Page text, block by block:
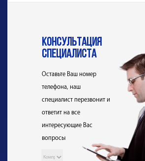
консультация
специалиста
Оставьте Ваш номер
телефона, наш
специалист перезвонит и
ответит на все
интересующие Вас
вопросы